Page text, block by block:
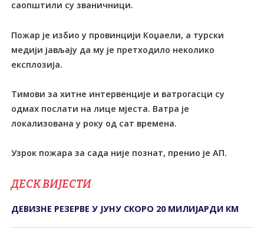
саопштили су званичници.
Пожар је избио у провинцији Коџаели, а турски
медији јављају да му је претходило неколико
експлозија.
Тимови за хитне интервенције и ватрогасци су
одмах послати на лице мјеста. Ватра је
локализована у року од сат времена.
Узрок пожара за сада није познат, пренио је АП.
ДЕСК ВИЈЕСТИ
ДЕВИЗНЕ РЕЗЕРВЕ У ЈУНУ СКОРО 20 МИЛИЈАРДИ КМ